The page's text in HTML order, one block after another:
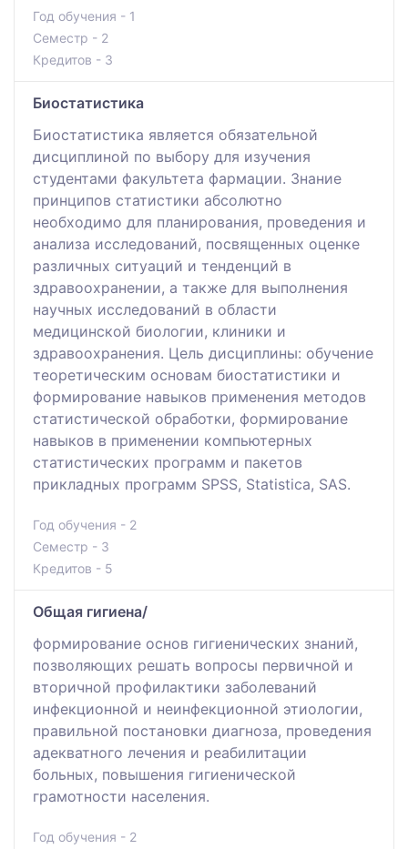
Год обучения - 1
Семестр - 2
Кредитов - 3
Биостатистика
Биостатистика является обязательной
дисциплиной по выбору для изучения
студентами факультета фармации. Знание
принципов статистики абсолютно
необходимо для планирования, проведения и
анализа исследований, посвященных оценке
различных ситуаций и тенденций в
здравоохранении, а также для выполнения
научных исследований в области
медицинской биологии, клиники и
здравоохранения. Цель дисциплины: обучение
теоретическим основам биостатистики и
формирование навыков применения методов
статистической обработки, формирование
навыков в применении компьютерных
статистических программ и пакетов
прикладных программ SPSS, Statistica, SAS.
Год обучения - 2
Семестр - 3
Кредитов - 5
Общая гигиена/
формирование основ гигиенических знаний,
позволяющих решать вопросы первичной и
вторичной профилактики заболеваний
инфекционной и неинфекционной этиологии,
правильной постановки диагноза, проведения
адекватного лечения и реабилитации
больных, повышения гигиенической
грамотности населения.
Год обучения - 2